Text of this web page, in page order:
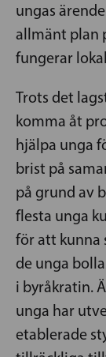
ungas
allmänt plan
fungerar
Trots det
komma åt
hjälpa unga
brist på
på grund av
flesta unga
för att kunna
de unga
i byråkratin.
unga har
etablerade